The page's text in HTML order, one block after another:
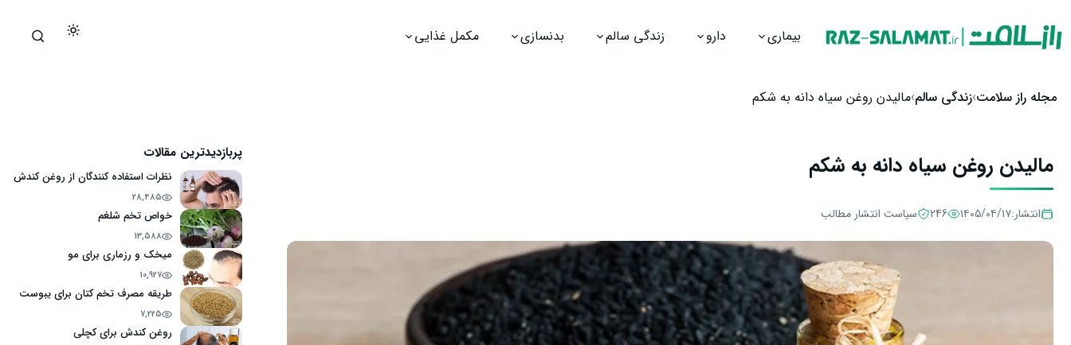
بیماری دارو زندگی سالم بدنسازی مکمل غذایی
مجله راز سلامت زندگی سالم مالیدن روغن سیاه دانه به شکم
مالیدن روغن سیاه دانه به شکم
انتشار:۱۴۰۵/۰۴/۱۷ 246 سیاست انتشار مطالب
پربازدیدترین مقالات
نظرات استفاده کنندگان از روغن کندش
28,485
خواص تخم شلغم
13,588
میخک و رزماری برای مو
10,927
طریقه مصرف تخم کتان برای یبوست
7,225
روغن کندش برای کچلی